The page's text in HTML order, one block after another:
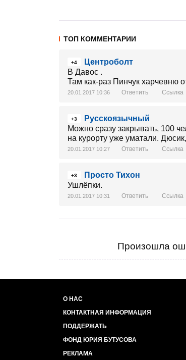
ТОП КОММЕНТАРИИ
+4
Центроболт
В Давос .
Там как-раз Пинчук харчевню
20.01.2017 10:36 Ответить Ссылка
+3
Русскоязычный
Можно сразу закрывать, 100
на курорту уже уматали.
20.01.2017 10:27 Ответить Ссылка
+3
Просто Тихон
Ушлёпки.
20.01.2017 10:31 Ответить Ссылка
Произошла
О НАС
КОНТАКТНАЯ ИНФОРМАЦИЯ
ПОДДЕРЖАТЬ
ФОНД ЮРИЯ БУТУСОВА
РЕКЛАМА